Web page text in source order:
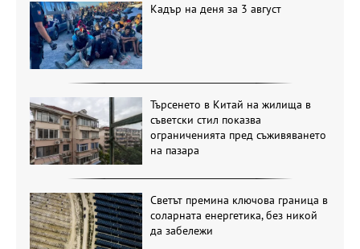
Кадър на деня за 3 август
Търсенето в Китай на жилища в
съветски стил показва
ограниченията пред съживяването
на пазара
Светът премина ключова граница в
соларната енергетика, без никой
да забележи